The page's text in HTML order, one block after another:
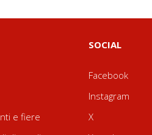
e fiere
SOCIAL
Facebook
Instagram
X